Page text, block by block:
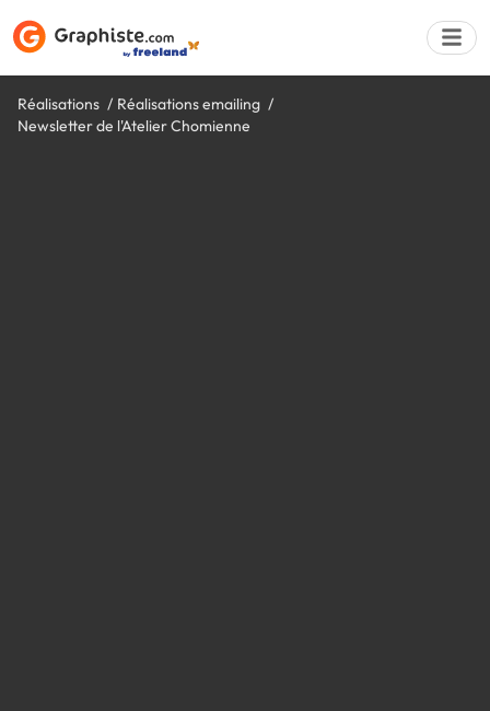
Réalisations
Réalisations emailing
Newsletter de l'Atelier Chomienne